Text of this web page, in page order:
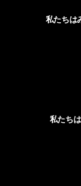
私たちは
私たち